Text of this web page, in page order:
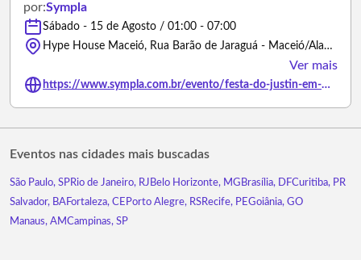
por:Sympla
Sábado - 15 de Agosto / 01:00 - 07:00
Hype House Maceió, Rua Barão de Jaraguá - Maceió/Alagoas
Ver mais
https://www.sympla.com.br/evento/festa-do-justin-em-maceio-al-so-toca-pop/3469162
Eventos nas cidades mais buscadas
São Paulo, SPRio de Janeiro, RJ Belo Horizonte, MG Brasília, DFCuritiba, PR
Salvador, BAFortaleza, CE Porto Alegre, RSRecife, PEGoiânia, GO
Manaus, AMCampinas, SP